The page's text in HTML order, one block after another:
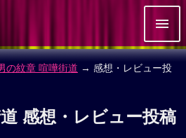
の紋章 喧嘩街道 → 感想・レビュー投
感想・レビュー投稿